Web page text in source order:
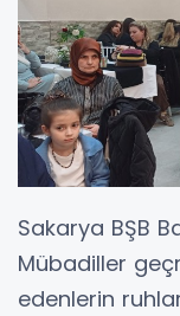
Sakarya BŞB
Mübadiller
edenlerin